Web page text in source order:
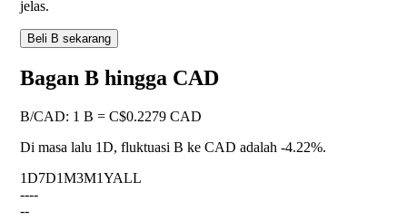
jelas.
Beli B sekarang
Bagan B hingga CAD
B/CAD: 1 B = C$0.2279 CAD
Di masa lalu 1D, fluktuasi B ke CAD adalah -4.22%.
1D7D1M3M1YALL
----
--